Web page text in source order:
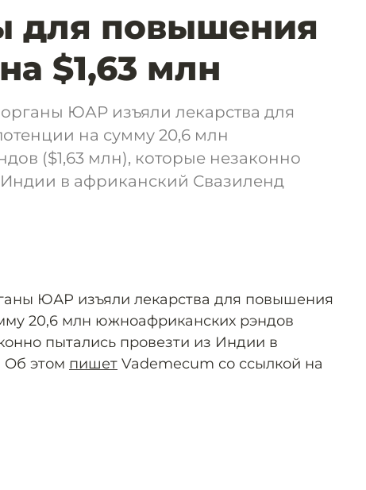
для повышения
$1,63 млн
ЮАР изъяли лекарства для
на сумму 20,6 млн
($1,63 млн), которые незаконно
Индии в африканский Свазиленд
ЮАР изъяли лекарства для повышения
20,6 млн южноафриканских рэндов
пытались провезти из Индии в
Об этом пишет Vademecum со ссылкой на